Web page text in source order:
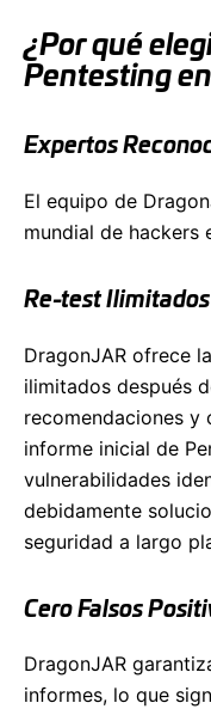
¿Por qué
Pentesting
Expertos
El equipo de
mundial de hackers
Re-test Ilimitados
DragonJAR ofrece
ilimitados después
recomendaciones y
informe inicial de
vulnerabilidades
debidamente
seguridad a largo
Cero Falsos
DragonJAR
informes, lo que